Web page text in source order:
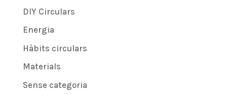
DIY Circulars
Energia
Hàbits circulars
Materials
Sense categoria